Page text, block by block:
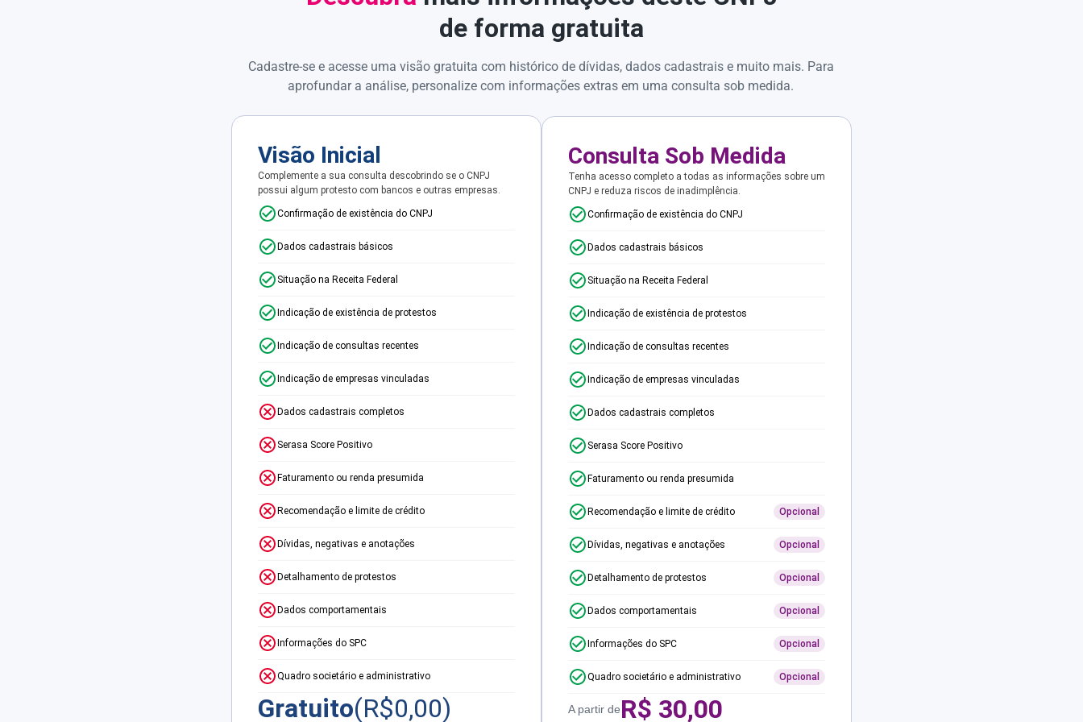
de forma gratuita
Cadastre-se e acesse uma visão gratuita com histórico de dívidas, dados cadastrais e muito mais. Para
aprofundar a análise, personalize com informações extras em uma consulta sob medida.
Visão Inicial
Complemente a sua consulta descobrindo se o CNPJ
possui algum protesto com bancos e outras empresas.
Confirmação de existência do CNPJ
Dados cadastrais básicos
Situação na Receita Federal
Indicação de existência de protestos
Indicação de consultas recentes
Indicação de empresas vinculadas
Dados cadastrais completos
Serasa Score Positivo
Faturamento ou renda presumida
Recomendação e limite de crédito
Dívidas, negativas e anotações
Detalhamento de protestos
Dados comportamentais
Informações do SPC
Quadro societário e administrativo
Gratuito(R$0,00)
Consulta Sob Medida
Tenha acesso completo a todas as informações sobre um
CNPJ e reduza riscos de inadimplência.
Confirmação de existência do CNPJ
Dados cadastrais básicos
Situação na Receita Federal
Indicação de existência de protestos
Indicação de consultas recentes
Indicação de empresas vinculadas
Dados cadastrais completos
Serasa Score Positivo
Faturamento ou renda presumida
Recomendação e limite de crédito Opcional
Dívidas, negativas e anotações Opcional
Detalhamento de protestos Opcional
Dados comportamentais Opcional
Informações do SPC Opcional
Quadro societário e administrativo Opcional
A partir deR$ 30,00